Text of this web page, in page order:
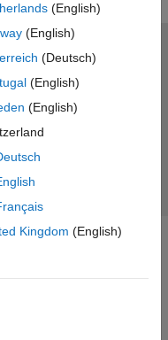
(English)
(English)
(Deutsch)
(English)
(English)
Kingdom (English)
シー ポリシー
ステータス
お問い合わせ